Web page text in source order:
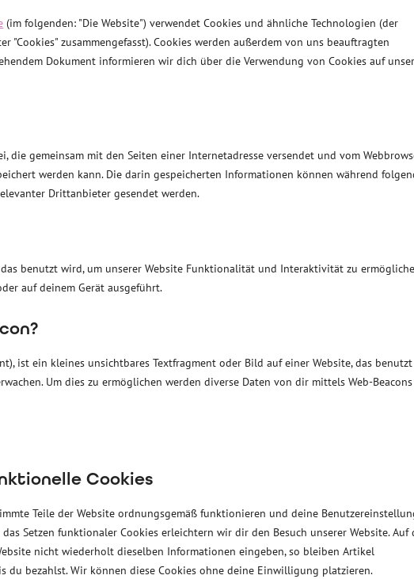
(im folgenden: "Die Website") verwendet Cookies und ähnliche Technologien (der
"Cookies" zusammengefasst). Cookies werden außerdem von uns beauftragten
Dokument informieren wir dich über die Verwendung von Cookies auf
die gemeinsam mit den Seiten einer Internetadresse versendet und vom
werden kann. Die darin gespeicherten Informationen können während
Drittanbieter gesendet werden.
benutzt wird, um unserer Website Funktionalität und Interaktivität zu
auf deinem Gerät ausgeführt.
ist ein kleines unsichtbares Textfragment oder Bild auf einer Website, das
Um dies zu ermöglichen werden diverse Daten von dir mittels Web-Beacons
Cookies
Teile der Website ordnungsgemäß funktionieren und deine
Setzen funktionaler Cookies erleichtern wir dir den Besuch unserer Website. Auf
nicht wiederholt dieselben Informationen eingeben, so bleiben Artikel
du bezahlst. Wir können diese Cookies ohne deine Einwilligung platzieren.